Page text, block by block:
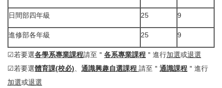
日間部四年級 25 9
進修部各年級 25 9
☑若要選各學系專業課程請至＂ 各系專業課程 ＂進行加選或退選
☑若要選體育課(校必) 通識興趣自選課程 請至＂ 通識課程 ＂進行
加選或退選